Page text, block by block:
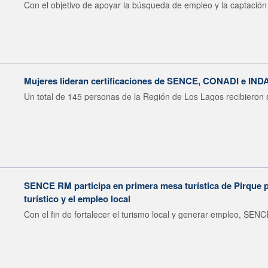
Con el objetivo de apoyar la búsqueda de empleo y la
Mujeres lideran certificaciones de SENCE, CONADI e
Un total de 145 personas de la Región de Los Lagos recibieron
SENCE RM participa en primera mesa turística de Pirque
turístico y el empleo local
Con el fin de fortalecer el turismo local y generar empleo,